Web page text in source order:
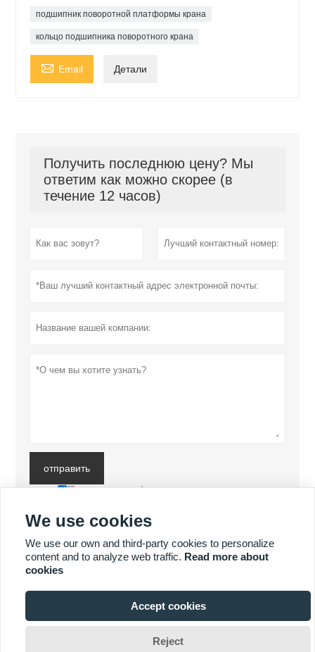

подшипник поворотной платформы крана
кольцо подшипника поворотного крана
 Email Детали
Получить последнюю цену? Мы
ответим как можно скорее (в
течение 12 часов)
отправить
Политика конфиденциальности
БОЛЬШЕ УСЛУГ
      
Авторские права принадлежат © Luoyang Heng Guan Bearing
We use cookies
We use our own and third-party cookies to personalize
content and to analyze web traffic. Read more about
cookies
Accept cookies
Reject